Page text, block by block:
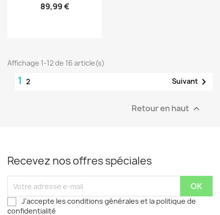
89,99 €
Affichage 1-12 de 16 article(s)
1 2 Suivant 
Retour en haut 
Recevez nos offres spéciales
J'accepte les conditions générales et la politique de
confidentialité